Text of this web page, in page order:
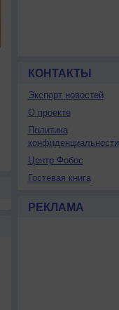
КОНТАКТЫ
Экспорт новостей
О проекте
Политика
конфиденциальности
Центр Фобос
Гостевая книга
РЕКЛАМА